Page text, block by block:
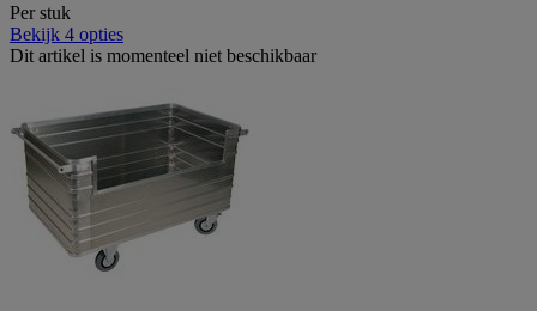
Per stuk
Bekijk 4 opties
Dit artikel is momenteel niet beschikbaar